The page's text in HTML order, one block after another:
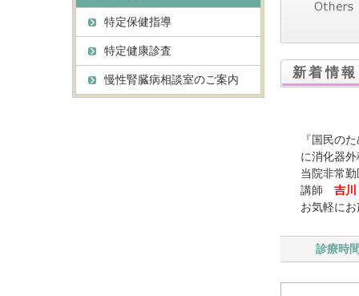
新着情報
『国民の
に消化器
当院非常
講師 吉
お気軽に
診療時
特定保健指導
特定健康診査
慢性腎臓病相談室のご案内